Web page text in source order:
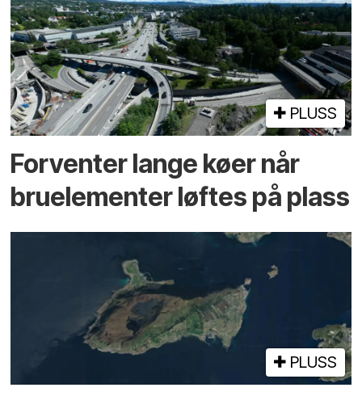
PLUSS
Forventer lange køer når
bru­elementer løftes på plass
PLUSS